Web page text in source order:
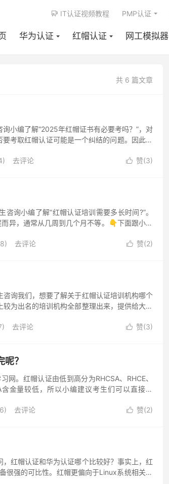
华为认证 红帽认证 网工模拟器
 IT认证视频教程 PMP认证
共 6 篇文章
小编了解“2025年红帽证书有必要考吗？”，对
考取红帽认证可能是一个纠结的问题。因此，
 赞(3)
去评论
询小编了解“红帽认证培训需要多长时间?”。
异，通常从几周到几个月不等。👇下面跟小编
 赞(2)
去评论
询我们，想要了解关于红帽认证培训机构哪个
为出名的培训机构全部整理出来，提供给大家
 赞(3)
去评论
？
。红帽认证由低到高分为RHCSA、RHCE、
金量较低，所以小编建议考生们可以直接考
 赞(2)
去评论
红帽认证和华为认证哪个比较好？事实上，红
很强的可比性。红帽更偏向于Linux系统相关，